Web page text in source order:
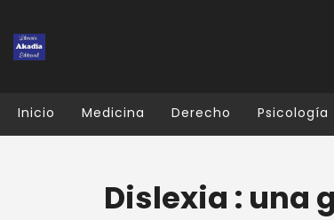
Inicio Medicina Derecho Psicología
Dislexia : una